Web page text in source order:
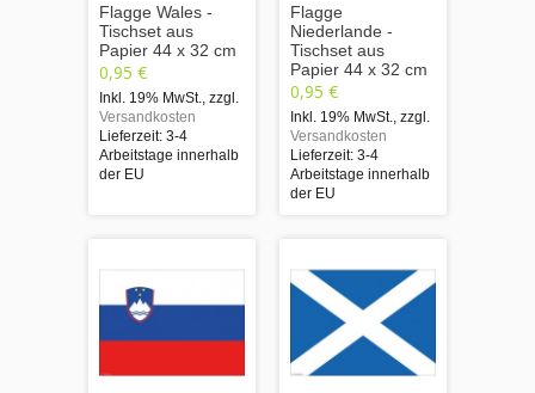
Flagge Wales -
Tischset aus
Papier 44 x 32 cm
0,95 €
Inkl. 19% MwSt. zzgl.
Versandkosten
Lieferzeit: 3-4
Arbeitstage innerhalb
der EU
Flagge
Niederlande -
Tischset aus
Papier 44 x 32 cm
0,95 €
Inkl. 19% MwSt. zzgl.
Versandkosten
Lieferzeit: 3-4
Arbeitstage innerhalb
der EU